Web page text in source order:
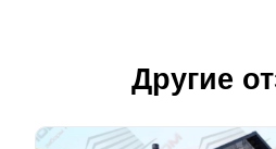
Другие